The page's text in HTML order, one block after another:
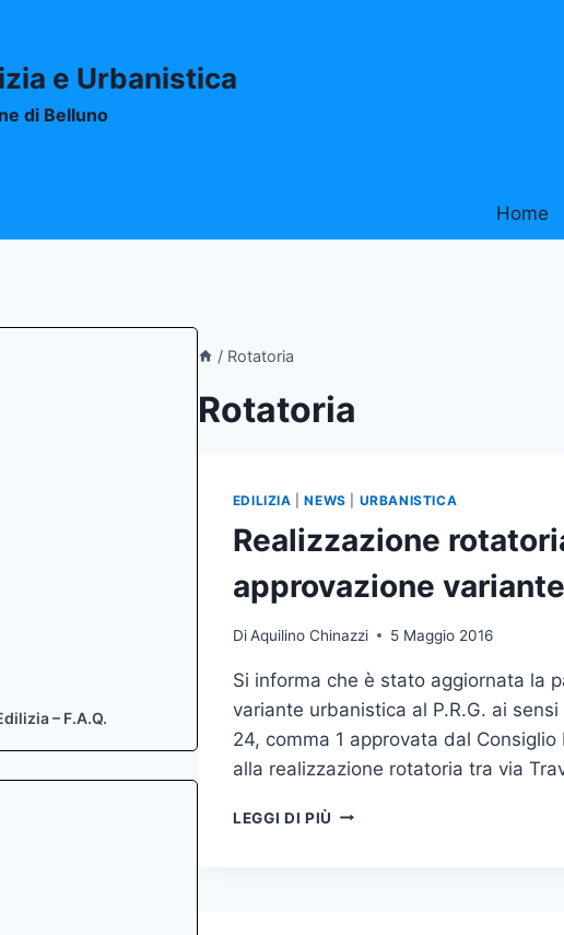
e Urbanistica
di Belluno
Home
/ Rotatoria
Rotatoria
EDILIZIA |NEWS URBANISTICA
Realizzazione
approvazione
DiAquilino Chinazzi 5 Maggio 2016
Si informa che è stato aggiornata la
variante urbanistica al P.R.G. ai
24, comma 1 approvata dal
alla realizzazione rotatoria tra via
LEGGI DI PIÙ REALIZZAZIONE
– F.A.Q.